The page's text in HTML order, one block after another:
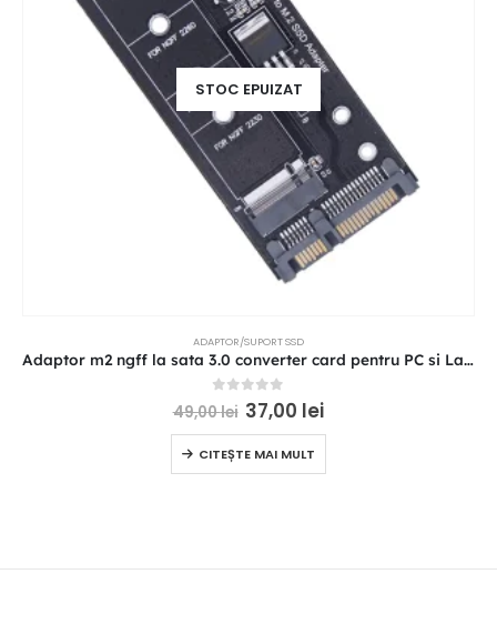
STOC EPUIZAT
ADAPTOR/SUPORT SSD
Adaptor m2 ngff la sata 3.0 converter card pentru PC si Laptop
out of 5
49,00lei 37,00 lei
CITEȘTE MAI MULT